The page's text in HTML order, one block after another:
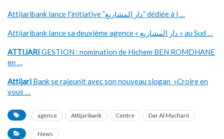
Attijaribank lance l’initiative ”دار المشاريع” dédiée à l …
Attijaribank lance sa deuxième agence « دار المشاريع » au Sud …
ATTIJARI GESTION : nomination de Hichem BEN ROMDHANE
en …
Attijari Bank se rajeunit avec son nouveau slogan »Croire en
vous …
agence Attijaribank Centre Dar Al Macharii
News